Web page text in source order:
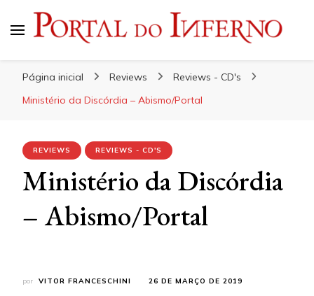
Página inicial Reviews
Reviews - CD's
Ministério da Discórdia – Abismo/Portal
REVIEWS REVIEWS - CD'S
Ministério da Discórdia
– Abismo/Portal
por VITOR FRANCESCHINI 26 DE MARÇO DE 2019